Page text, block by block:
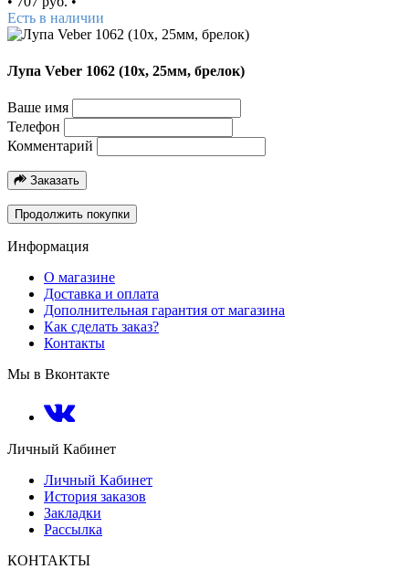
Есть в наличии
Лупа Veber 1062 (10х, 25мм, брелок)
Ваше имя
Телефон
Комментарий
Заказать
Продолжить покупки
Информация
О магазине
Доставка и оплата
Дополнительная гарантия от магазина
Как сделать заказ?
Контакты
Мы в Вконтакте
Личный Кабинет
Личный Кабинет
История заказов
Закладки
Рассылка
КОНТАКТЫ